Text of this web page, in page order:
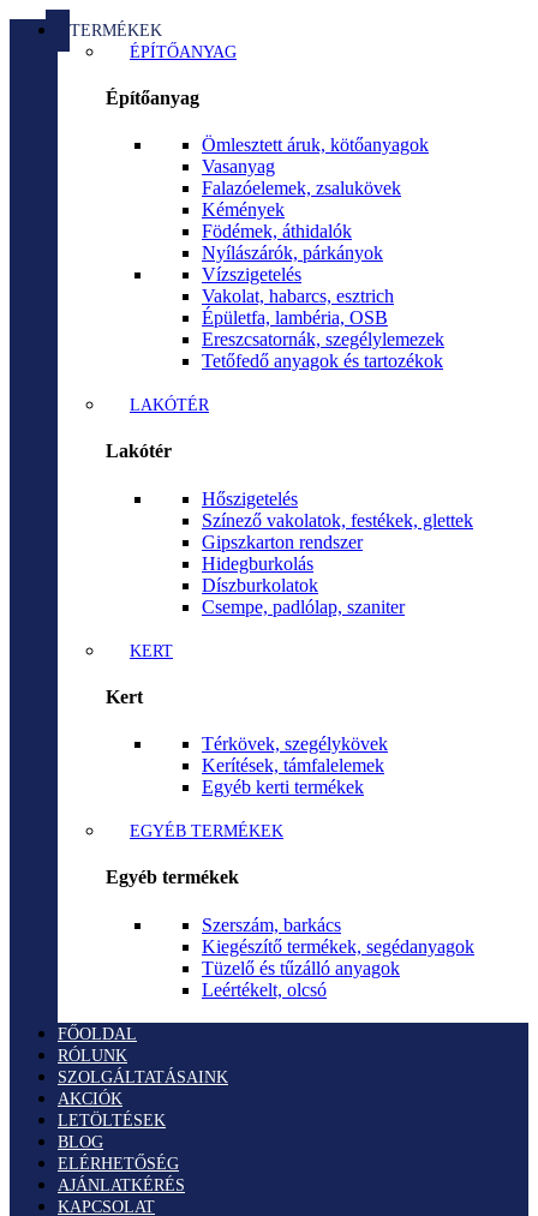
TERMÉKEK
ÉPÍTŐANYAG
Építőanyag
Ömlesztett áruk, kötőanyagok
Vasanyag
Falazóelemek, zsalukövek
Kémények
Födémek, áthidalók
Nyílászárók, párkányok
Vízszigetelés
Vakolat, habarcs, esztrich
Épületfa, lambéria, OSB
Ereszcsatornák, szegélylemezek
Tetőfedő anyagok és tartozékok
LAKÓTÉR
Lakótér
Hőszigetelés
Színező vakolatok, festékek, glettek
Gipszkarton rendszer
Hidegburkolás
Díszburkolatok
Csempe, padlólap, szaniter
KERT
Kert
Térkövek, szegélykövek
Kerítések, támfalelemek
Egyéb kerti termékek
EGYÉB TERMÉKEK
Egyéb termékek
Szerszám, barkács
Kiegészítő termékek, segédanyagok
Tüzelő és tűzálló anyagok
Leértékelt, olcsó
FŐOLDAL
RÓLUNK
SZOLGÁLTATÁSAINK
AKCIÓK
LETÖLTÉSEK
BLOG
ELÉRHETŐSÉG
AJÁNLATKÉRÉS
KAPCSOLAT